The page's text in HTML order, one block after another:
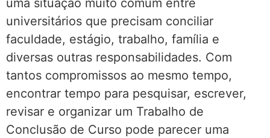
uma situação muito comum entre
universitários que precisam conciliar
faculdade, estágio, trabalho, família e
diversas outras responsabilidades. Com
tantos compromissos ao mesmo tempo,
encontrar tempo para pesquisar, escrever,
revisar e organizar um Trabalho de
Conclusão de Curso pode parecer uma